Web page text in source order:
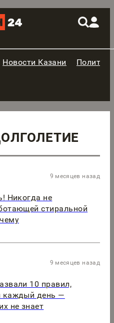
Новости Казани
9 месяцев назад
Никогда не
стиральной
9 месяцев назад
10 правил,
каждый день —
не знает